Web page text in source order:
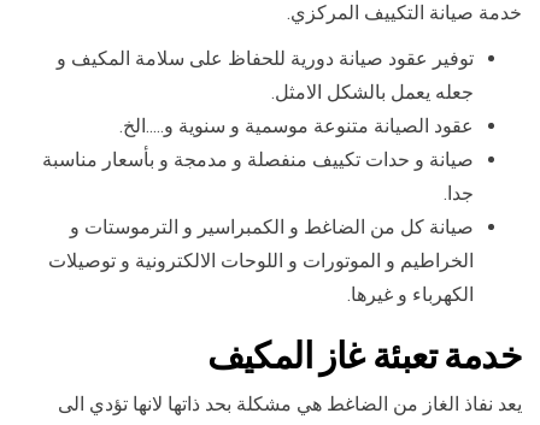
خدمة صيانة التكييف المركزي.
توفير عقود صيانة دورية للحفاظ على سلامة المكيف و
جعله يعمل بالشكل الامثل.
عقود الصيانة متنوعة موسمية و سنوية و…..الخ.
صيانة و حدات تكييف منفصلة و مدمجة و بأسعار مناسبة
جدا.
صيانة كل من الضاغط و الكمبراسير و الترموستات و
الخراطيم و الموتورات و اللوحات الالكترونية و توصيلات
الكهرباء و غيرها.
خدمةتعبئة غاز المكيف
يعد نفاذ الغاز من الضاغط هي مشكلة بحد ذاتها لانها تؤدي الى